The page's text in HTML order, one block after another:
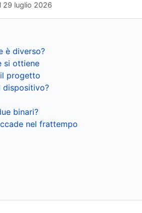
29 luglio 2026
è diverso?
si ottiene
progetto
dispositivo?
binari?
nel frattempo